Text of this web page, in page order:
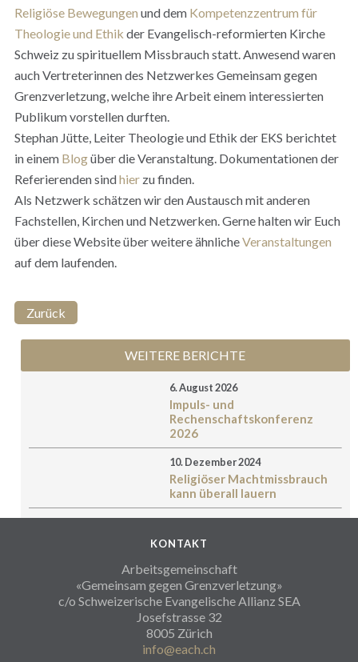
Religiöse Bewegungen und dem Kompetenzzentrum für
Theologie und Ethik der Evangelisch-reformierten Kirche
Schweiz zu spirituellem Missbrauch statt. Anwesend waren
auch Vertreterinnen des Netzwerkes Gemeinsam gegen
Grenzverletzung, welche ihre Arbeit einem interessierten
Publikum vorstellen durften.
Stephan Jütte, Leiter Theologie und Ethik der EKS berichtet
in einem Blogüber die Veranstaltung. Dokumentationen der
Referierenden sindhierzu finden.
Als Netzwerk schätzen wir den Austausch mit anderen
Fachstellen, Kirchen und Netzwerken. Gerne halten wir Euch
über diese Website über weitere ähnlicheVeranstaltungen
auf dem laufenden.
Zurück
WEITERE BERICHTE
6. August 2026
Impuls- und
Rechenschaftskonferenz
2026
10. Dezember 2024
Religiöser Machtmissbrauch
kann überall lauern
KONTAKT
Arbeitsgemeinschaft
«Gemeinsam gegen Grenzverletzung»
c/o Schweizerische Evangelische Allianz SEA
Josefstrasse 32
8005 Zürich
info@each.ch